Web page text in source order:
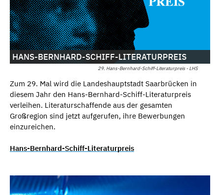
29. Hans-Bernhard-Schiff-Literaturpreis - LHS
HANS-BERNHARD-SCHIFF-LITERATURPREIS
Zum 29. Mal wird die Landeshauptstadt Saarbrücken in
diesem Jahr den Hans-Bernhard-Schiff-Literaturpreis
verleihen. Literaturschaffende aus der gesamten
Großregion sind jetzt aufgerufen, ihre Bewerbungen
einzureichen.
Hans-Bernhard-Schiff-Literaturpreis